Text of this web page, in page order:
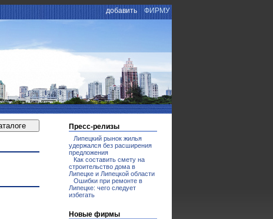
добавить ФИРМУ
Пресс-релизы
Липецкий рынок жилья
удержался без расширения
предложения
Как составить смету на
строительство дома в
Липецке и Липецкой области
Ошибки при ремонте в
Липецке: чего следует
избегать
Новые фирмы